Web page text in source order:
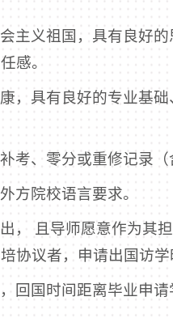
主义祖国，具有良好
感。
，具有良好的专业基
考、零分或重修记录（
方院校语言要求。
， 且导师愿意作为其
协议者，申请出国访学
回国时间距离毕业申请